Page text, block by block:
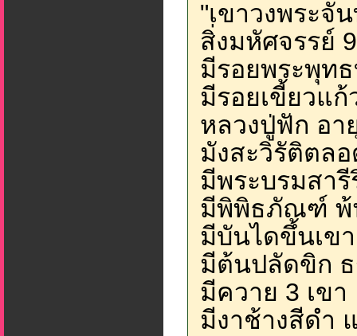
"เขาวงพระจั
สิ่งมหัศจรรย์
มีรอยพระพุท
มีรอยเขี้ยวแ
หลวงปู่ฟัก อา
มังสะวิรัติตล
มีพระบรมสา
มีพิพิธภัณฑ์ พ้
มีบันไดขึ้นเข
มีต้นปลัดขิก
มีควาย 3 เขา
มีงาช้างสีดำ